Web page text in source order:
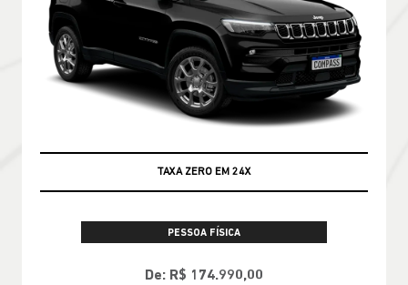
TAXA ZERO EM 24X
PESSOA FÍSICA
De: R$ 174.990,00